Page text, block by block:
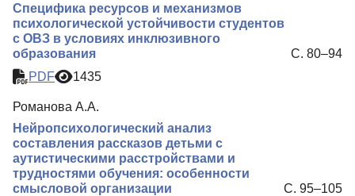
Специфика ресурсов и механизмов
психологической устойчивости студентов
с ОВЗ в условиях инклюзивного
образования
С. 80–94
PDF
1435
Романова А.А.
Нейропсихологический анализ
составления рассказов детьми с
аутистическими расстройствами и
трудностями обучения: особенности
смысловой организации
С. 95–105